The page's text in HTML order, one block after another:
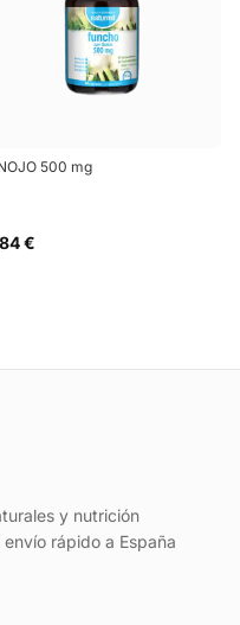
500 mg
€
y nutrición
rápido a España